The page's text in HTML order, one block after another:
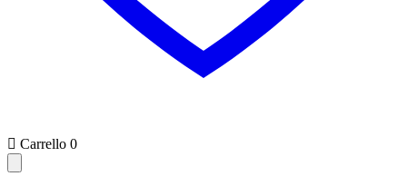
 Carrello 0